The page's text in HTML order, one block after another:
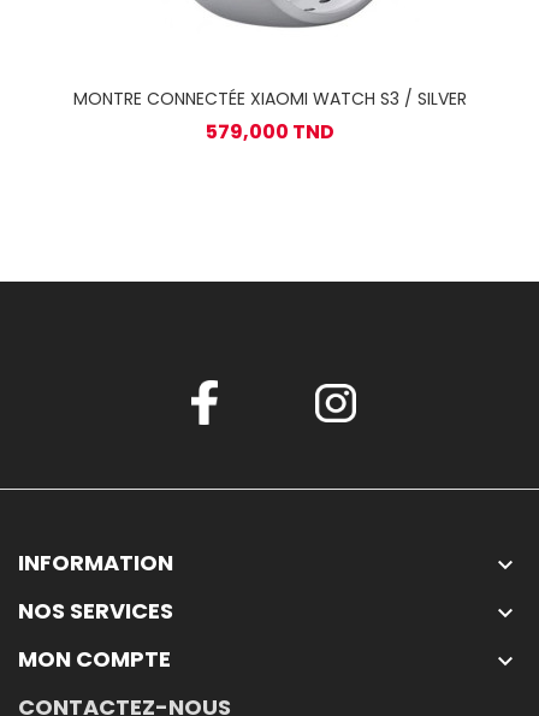
MONTRE CONNECTÉE XIAOMI WATCH S3 / SILVER
579,000 TND
INFORMATION 
NOS SERVICES 
MON COMPTE 
CONTACTEZ-NOUS